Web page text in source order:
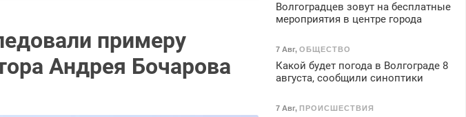
примеру
Андрея Бочарова
Волгоградцев зовут на бесплатные
мероприятия в центре города
7 Авг, ОБЩЕСТВО
Какой будет погода в Волгограде 8
августа, сообщили синоптики
7 Авг, ПРОИСШЕСТВИЯ